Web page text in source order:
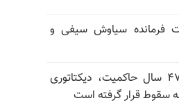
۱۳۶۱ شهادت فرمانده سیاوش سیفی و
کارلا سندز: پس از ۴۷ سال حاکمیت، دیکتاتوری
سقوط قرار گرفته است